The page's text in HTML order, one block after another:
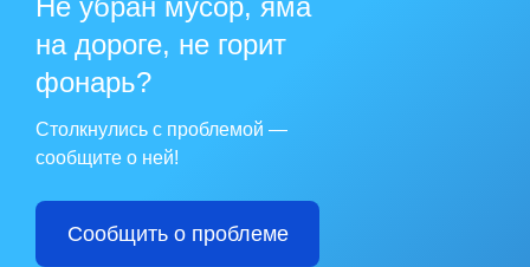
Не убран мусор, яма
на дороге, не горит
фонарь?
Столкнулись с проблемой —
сообщите о ней!
Сообщить о проблеме